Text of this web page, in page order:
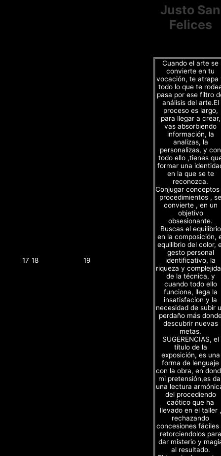
17 18 19
Justo San
Felices
Cuando el arte se
convierte en tu
vocación, te atrapa
todo lo que te
pasa por ese filtro
análisis del arte.El
proceso es largo,
para llegar a crear,
vas absorbiendo
información, la
analizas, la
personalizas, y con
todo ello ,tienes
formar una
en la que se te
reconozca.
Conjugar
procedimientos , se
convierte , en un
objetivo
obsesionante.
Buscas el equilibrio
en la composición,
equilibrio del color,
gesto personal
identificativo, la
riqueza y
de la técnica, y
cuando todo ello
funciona, llega la
insatisfacion y la
necesidad de subir
perdaño más
descubrir nuevas
metas.
SUGERENCIAS, el
título de la
exposición, es una
forma de lenguaje
con la obra, en
mi pretensión,es
una lectura
del procediendo
caótico que ha
llevado en el taller ,
rechazando
concesiones fáciles
retorciendolos para
dar misterio y
al resultado.